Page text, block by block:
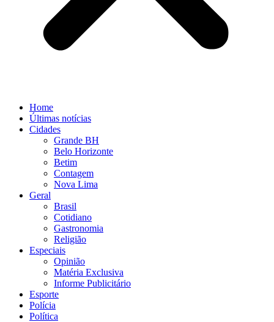
Home
Últimas notícias
Cidades
Grande BH
Belo Horizonte
Betim
Contagem
Nova Lima
Geral
Brasil
Cotidiano
Gastronomia
Religião
Especiais
Opinião
Matéria Exclusiva
Informe Publicitário
Esporte
Polícia
Política